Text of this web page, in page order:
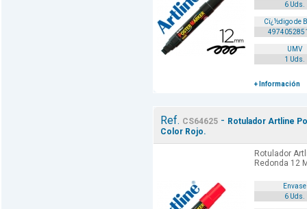
6 Uds.
Cï¿½digo de
UMV
1 Uds.
+ Información
Ref. CS64625- Rotulador Artline
Color Rojo.
Rotulador
Redonda 12
Envase
6 Uds.